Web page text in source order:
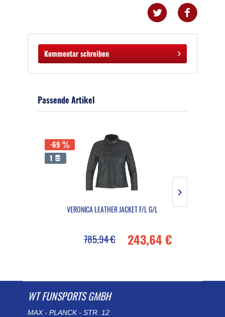
Kommentar schreiben
Passende Artikel
-69
1
VERONICA LEATHER JACKET F/L G/L
243,64 €
785,94 €
WT FUNSPORTS GMBH
MAX - PLANCK - STR. 12